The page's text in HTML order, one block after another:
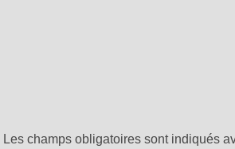
Les champs obligatoires sont indiqués